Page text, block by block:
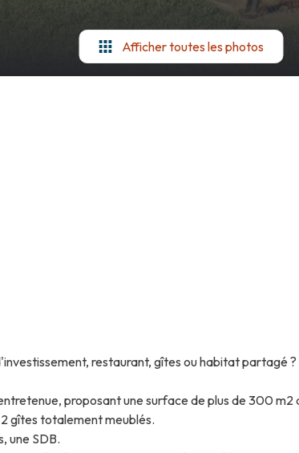
Afficher toutes les photos
restaurant, gîtes ou habitat partagé ?
proposant une surface de plus de 300 m2
gîtes totalement meublés.
une SDB.